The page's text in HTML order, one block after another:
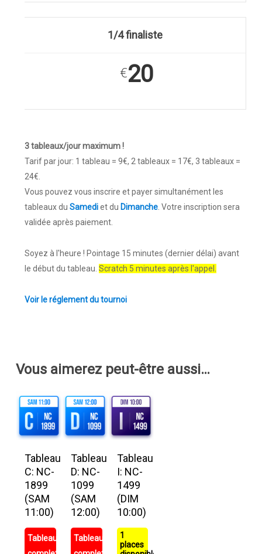
1/4 finaliste
€
20
3 tableaux/jour maximum !
Tarif par jour: 1 tableau = 9€, 2 tableaux = 17€, 3 tableaux =
24€.
Vous pouvez vous inscrire et payer simultanément les
tableaux du Samediet du Dimanche. Votre inscription sera
validée après paiement.
Soyez à l'heure ! Pointage 15 minutes (dernier délai) avant
le début du tableau. Scratch 5 minutes après l'appel.
Voir le réglement du tournoi
Vous aimerez peut-être aussi…
Tableau
C: NC-
1899
(SAM
11:00)
Tableau
Tableau
D: NC-
1099
(SAM
12:00)
Tableau
Tableau
I: NC-
1499
(DIM
10:00)
1
places